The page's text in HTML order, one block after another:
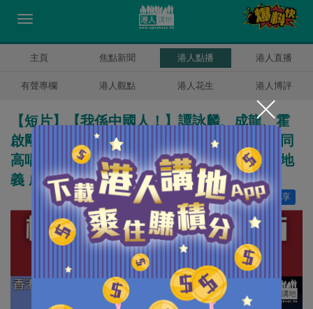
主頁 焦點新聞 港人點播 港人直播
有聲專欄 港人觀點 港人花生 港人博評
【短片】【我係中國人！】譚詠麟、成龍、霍
啟剛、鄺美雲及各界人士快閃金紫荊廣場 共同
高唱《義勇軍進行曲》 譚詠麟：唱國歌天經地
義 成龍：作為中國人好驕傲
分享
讚好 15